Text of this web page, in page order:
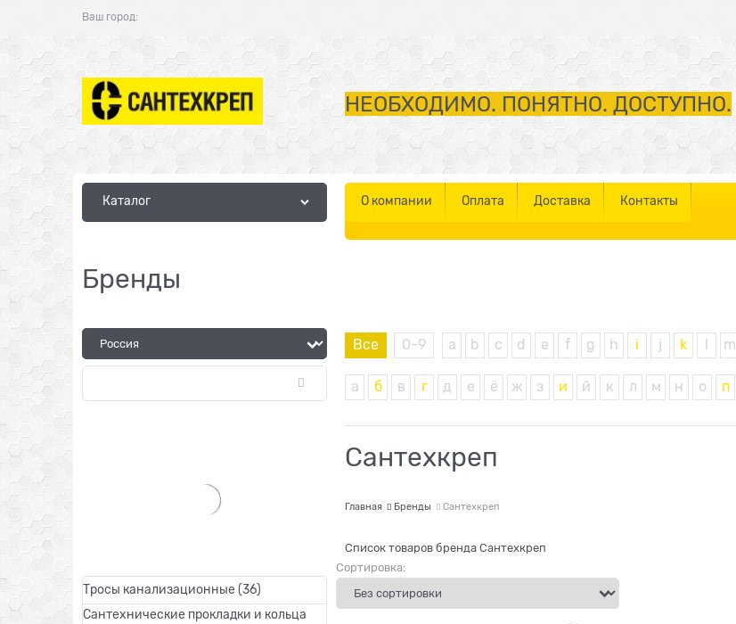
Ваш город:
НЕОБХОДИМО. ПОНЯТНО. ДОСТУПНО.
Каталог О компании Оплата Доставка Контакты
Бренды
Все 0-9 a b c d e f g h i j k m
а б в г д е ё ж з и й к л м н о п
Тросы канализационные(36)
Сантехнические прокладки и кольца
Сантехкреп
Главная Бренды Сантехкреп
Список товаров бренда Сантехкреп
Сортировка: